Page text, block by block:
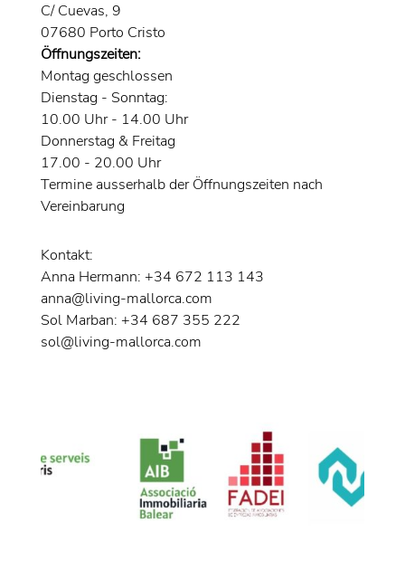
C/ Cuevas, 9
07680 Porto Cristo
Öffnungszeiten:
Montag geschlossen
Dienstag - Sonntag:
10.00 Uhr - 14.00 Uhr
Donnerstag & Freitag
17.00 - 20.00 Uhr
Termine ausserhalb der Öffnungszeiten nach
Vereinbarung
Kontakt:
Anna Hermann: +34 672 113 143
anna@living-mallorca.com
Sol Marban: +34 687 355 222
sol@living-mallorca.com